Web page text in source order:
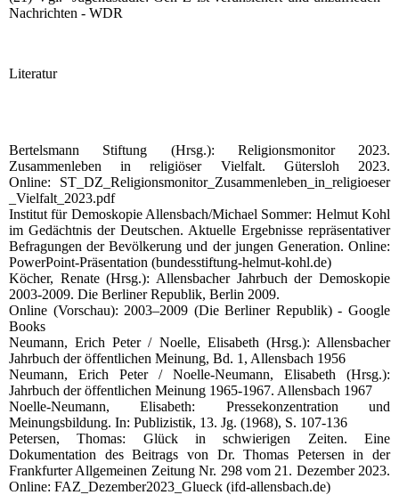
Nachrichten - WDR
Literatur
Bertelsmann Stiftung (Hrsg.): Religionsmonitor 2023.
Zusammenleben in religiöser Vielfalt. Gütersloh 2023.
Online: ST_DZ_Religionsmonitor_Zusammenleben_in_religioeser
_Vielfalt_2023.pdf
Institut für Demoskopie Allensbach/Michael Sommer: Helmut Kohl
im Gedächtnis der Deutschen. Aktuelle Ergebnisse repräsentativer
Befragungen der Bevölkerung und der jungen Generation. Online:
PowerPoint-Präsentation (bundesstiftung-helmut-kohl.de)
Köcher, Renate (Hrsg.): Allensbacher Jahrbuch der Demoskopie
2003-2009. Die Berliner Republik, Berlin 2009.
Online (Vorschau): 2003–2009 (Die Berliner Republik) - Google
Books
Neumann, Erich Peter / Noelle, Elisabeth (Hrsg.): Allensbacher
Jahrbuch der öffentlichen Meinung, Bd. 1, Allensbach 1956
Neumann, Erich Peter / Noelle-Neumann, Elisabeth (Hrsg.):
Jahrbuch der öffentlichen Meinung 1965-1967. Allensbach 1967
Noelle-Neumann, Elisabeth: Pressekonzentration und
Meinungsbildung. In: Publizistik, 13. Jg. (1968), S. 107-136
Petersen, Thomas: Glück in schwierigen Zeiten. Eine
Dokumentation des Beitrags von Dr. Thomas Petersen in der
Frankfurter Allgemeinen Zeitung Nr. 298 vom 21. Dezember 2023.
Online: FAZ_Dezember2023_Glueck (ifd-allensbach.de)